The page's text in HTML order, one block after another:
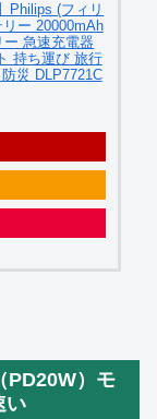
Philips (フィリ
ー 20000mAh
急速充電器
持ち運び 旅行
災 DLP7721C
PD20W）モ
い